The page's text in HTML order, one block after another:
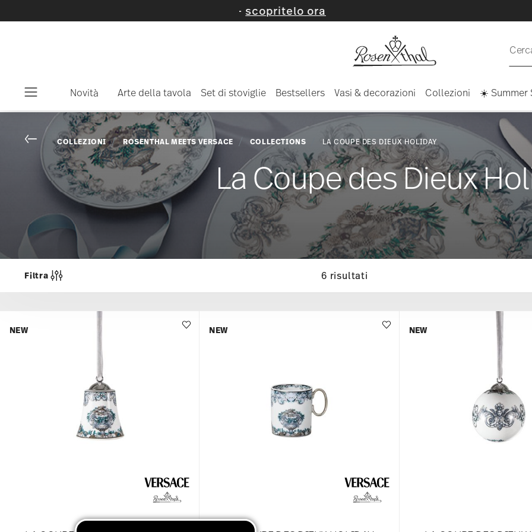
scopritelo ora
Novità Arte della tavola Set di stoviglie Bestsellers Vasi & decorazioni Collezioni ☀️ Summer
Go back
COLLEZIONI ROSENTHAL MEETS VERSACE COLLECTIONS LA COUPE DES DIEUX HOLIDAY
La Coupe des Dieux
Filtra 6 risultati
NEW NEW NEW